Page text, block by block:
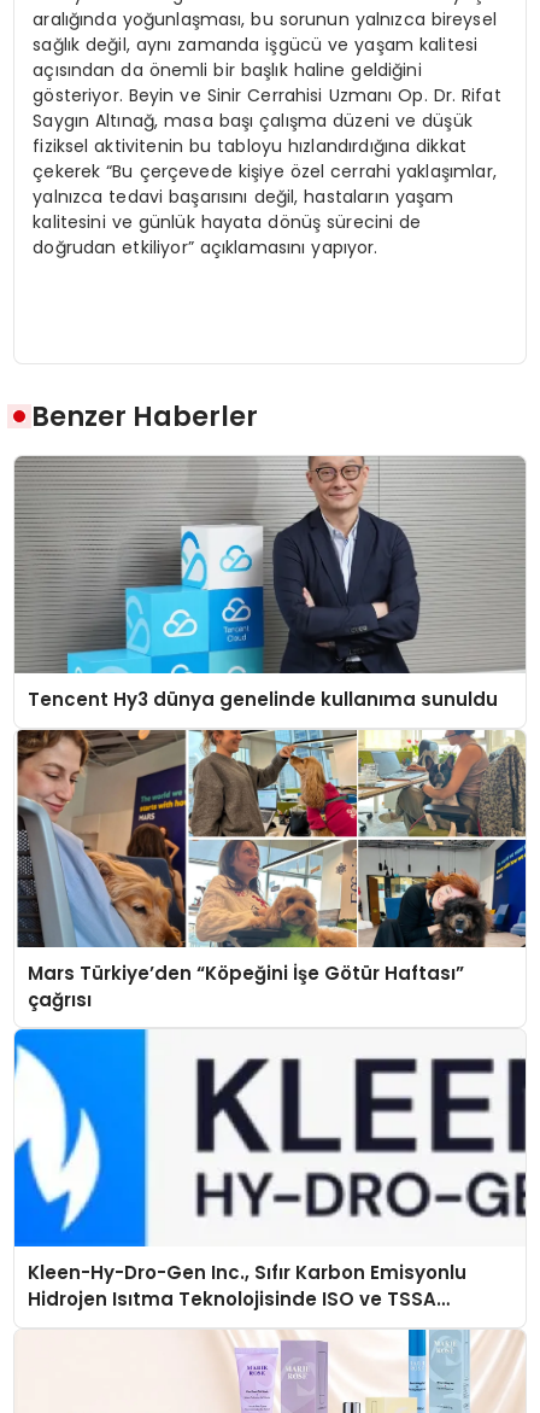
aralığında yoğunlaşması, bu sorunun yalnızca bireysel
sağlık değil, aynı zamanda işgücü ve yaşam kalitesi
açısından da önemli bir başlık haline geldiğini
gösteriyor. Beyin ve Sinir Cerrahisi Uzmanı Op. Dr. Rifat
Saygın Altınağ, masa başı çalışma düzeni ve düşük
fiziksel aktivitenin bu tabloyu hızlandırdığına dikkat
çekerek “Bu çerçevede kişiye özel cerrahi yaklaşımlar,
yalnızca tedavi başarısını değil, hastaların yaşam
kalitesini ve günlük hayata dönüş sürecini de
doğrudan etkiliyor” açıklamasını yapıyor.
Benzer Haberler
Tencent Hy3 dünya genelinde kullanıma sunuldu
Mars Türkiye’den “Köpeğini İşe Götür Haftası”
çağrısı
Kleen-Hy-Dro-Gen Inc., Sıfır Karbon Emisyonlu
Hidrojen Isıtma Teknolojisinde ISO ve TSSA
Düzenleyici Onaylarını Aldı